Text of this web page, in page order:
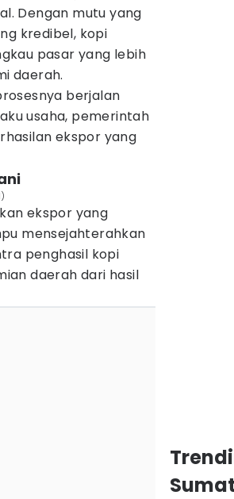
Dengan mutu yang
kredibel, kopi
pasar yang lebih
daerah.
berjalan
usaha, pemerintah
ekspor yang
ekspor yang
mensejahterahkan
penghasil kopi
daerah dari hasil